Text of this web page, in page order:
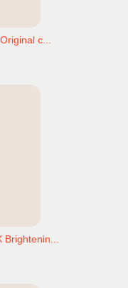
c...
Brightenin...